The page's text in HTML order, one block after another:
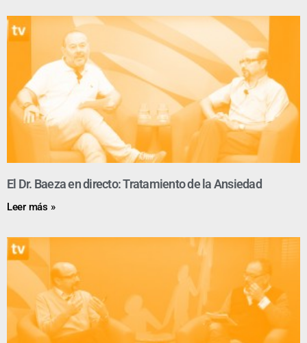
El Dr. Baeza en directo: Tratamiento de la Ansiedad
Leer más »